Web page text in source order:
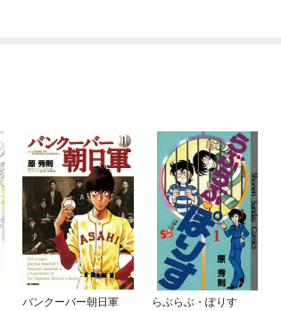
バンクーバー朝日軍
らぶらぶ・ぽりす